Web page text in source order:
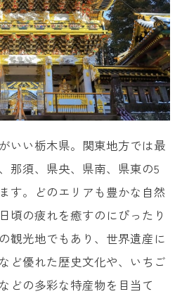
いい栃木県。関東地方では最
那須、県央、県南、県東の5
す。どのエリアも豊かな自然
頃の疲れを癒すのにぴったり
観光地でもあり、世界遺産に
ど優れた歴史文化や、いちご
どの多彩な特産物を目当て